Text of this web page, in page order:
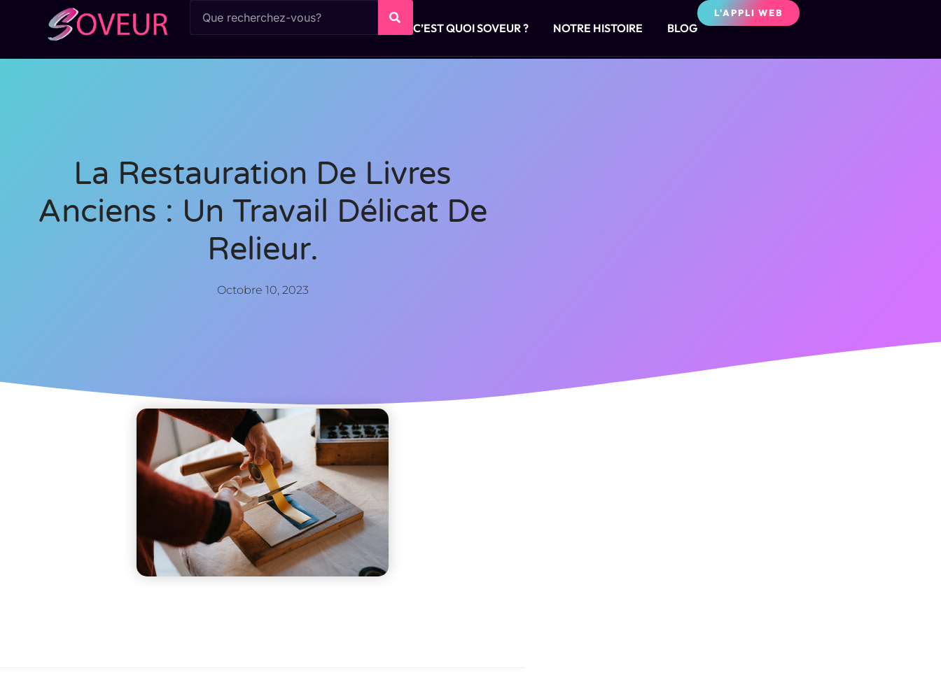
C’EST QUOI SOVEUR ? NOTRE HISTOIRE BLOG
L'APPLI WEB
La Restauration De Livres
Anciens : Un Travail Délicat De
Relieur.
Octobre 10, 2023